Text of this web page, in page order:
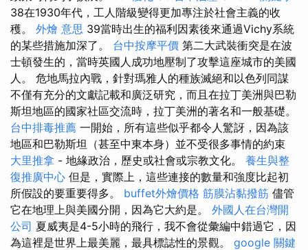
38在1930年代，工人階級變得更加專注於社會主義的收
穫。 外燴 意思 39當時出生的福利因素後來通過Vichy系統
的某些措施加深了。 台中按摩平價 第二大武裝衝突是在波
士頓發生的，當時英國人成功地壓制了攻擊這座城市的美國
人。 危地馬拉內戰，針對瑪雅人的種族滅絕和以色列同謀
不僅有充分的文獻記載和廣泛研究，而且在拉丁美洲與巴勒
斯坦地區的國家社區交流時，拉丁美洲的著名和一般基礎。
台中排毒推薦 一開始，所有這些似乎都令人驚訝，因為該
地區和巴勒斯坦（甚至中東本身）並不受很多事情的約束
大里推拿 - 地緣政治，歷史或社會或宗教文化。 養生與整
復推廣中心 但是，實際上，這些連接的數量和強度比起初
所假設的要重要得多。 buffet外燴價格 筋膜沾黏撥筋 儘管
它在地理上與美國分開，因為它大約是。 外國人在台灣開
公司 夏威夷是4-5小時的飛行，我不會從彙編中錯過它，因
為這裡是世界上最美麗，最具標誌性的景觀。 google 關鍵